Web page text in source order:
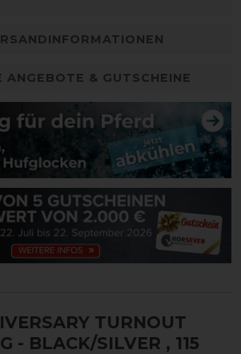
ANGEBOTE & GUTSCHEINE
TURNOUT
- BLACK/SILVER , 115